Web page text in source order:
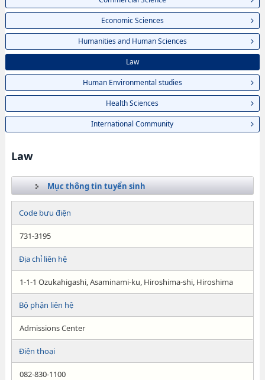
Economic Sciences
Humanities and Human Sciences
Law
Human Environmental studies
Health Sciences
International Community
Law
Mục thông tin tuyển sinh
Code bưu điện
731-3195
Địa chỉ liên hệ
1-1-1 Ozukahigashi, Asaminami-ku, Hiroshima-shi, Hiroshima
Bộ phận liên hệ
Admissions Center
Điện thoại
082-830-1100